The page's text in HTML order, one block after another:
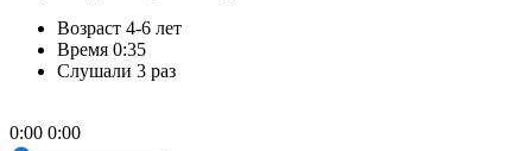
Возраст 4-6 лет
Время 0:35
Слушали 3 раз
0:00 0:00